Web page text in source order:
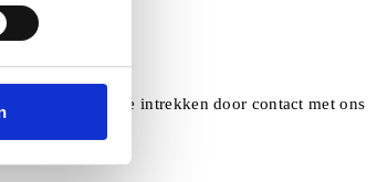
te allen tijde intrekken door contact met ons